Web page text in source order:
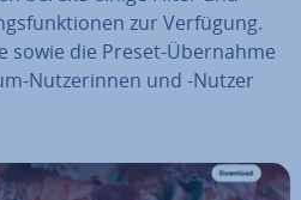
zur Verfügung.
sowie die Preset-Übernahme
Nut­ze­rin­nen und -Nutzer